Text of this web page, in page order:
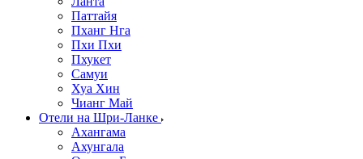
Паттайя
Пханг Нга
Пхи Пхи
Пхукет
Самуи
Хуа Хин
Чианг Май
Отели на Шри-Ланке
Ахангама
Ахунгала